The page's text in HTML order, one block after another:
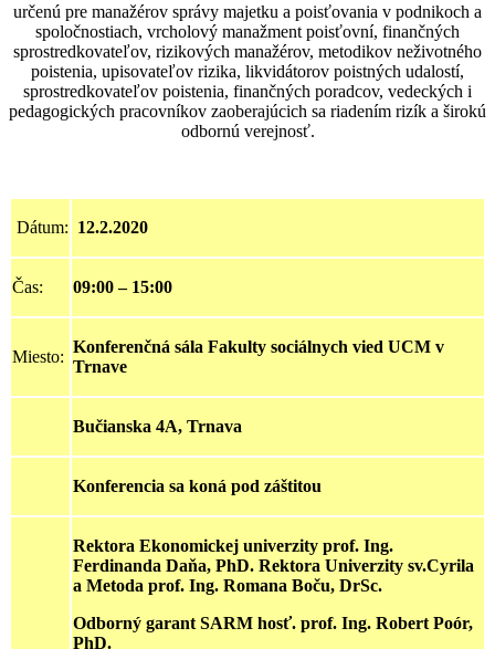
určenú pre manažérov správy majetku a poisťovania v podnikoch a
spoločnostiach, vrcholový manažment poisťovní, finančných
sprostredkovateľov, rizikových manažérov, metodikov neživotného
poistenia, upisovateľov rizika, likvidátorov poistných udalostí,
sprostredkovateľov poistenia, finančných poradcov, vedeckých i
pedagogických pracovníkov zaoberajúcich sa riadením rizík a širokú
odbornú verejnosť.
Dátum: 12.2.2020
Čas: 09:00 – 15:00
Miesto:
Konferenčná sála Fakulty sociálnych vied UCM v
Trnave
Bučianska 4A, Trnava
Konferencia sa koná pod záštitou
Rektora Ekonomickej univerzity prof. Ing.
Ferdinanda Daňa, PhD. Rektora Univerzity sv.Cyrila
a Metoda prof. Ing. Romana Boču, DrSc.
Odborný garant SARM hosť. prof. Ing. Robert Poór,
PhD.